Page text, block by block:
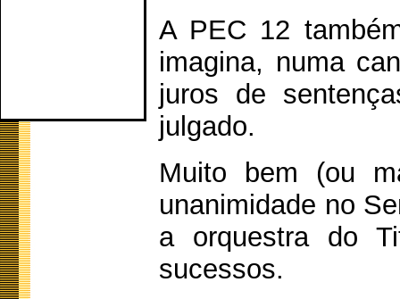
A PEC 12
imagina, numa
juros de
julgado.
Muito bem (ou
unanimidade no
a orquestra do
sucessos.